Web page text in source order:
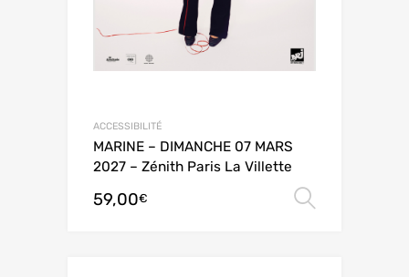
ACCESSIBILITÉ
MARINE – DIMANCHE 07 MARS
2027 – Zénith Paris La Villette
59,00€